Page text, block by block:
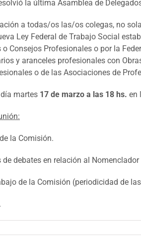
la última Asamblea de
a todas/os las/os colegas, no
Ley Federal de Trabajo Social
Consejos Profesionales o por la
y aranceles profesionales con
o de las Asociaciones de
martes 17 de marzo a las 18 hs. en
la Comisión.
de debates en relación al
de la Comisión (periodicidad de